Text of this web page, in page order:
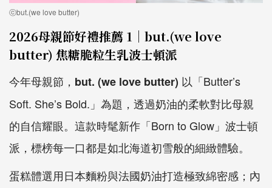
ⓒbut.(we love butter)
2026母親節好禮推薦 1｜but.(we love
butter) 焦糖脆粒生乳波士頓派
今年母親節， but. (we love butter) 以「Butter’s
Soft. She’s Bold.」為題，透過奶油的柔軟對比母親
的自信耀眼。這款時髦新作「Born to Glow」波士頓
派，標榜每一口都是如北海道初雪般的細緻體驗。
蛋糕體選用日本麵粉與法國奶油打造極致綿密感；內